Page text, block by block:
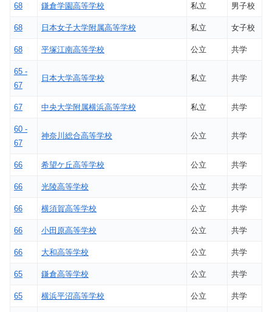
68 鎌倉学園高等学校 私立 男子校
68 日本女子大学附属高等学校 私立 女子校
68 平塚江南高等学校 公立 共学
65 -
67
日本大学高等学校 私立 共学
67 中央大学附属横浜高等学校 私立 共学
60 -
67
神奈川総合高等学校 公立 共学
66 希望ケ丘高等学校 公立 共学
66 光陵高等学校 公立 共学
66 横須賀高等学校 公立 共学
66 小田原高等学校 公立 共学
66 大和高等学校 公立 共学
65 鎌倉高等学校 公立 共学
65 横浜平沼高等学校 公立 共学